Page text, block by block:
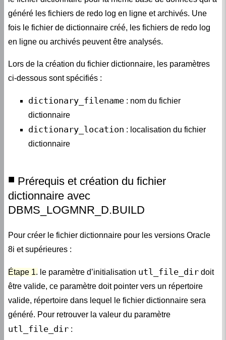
généré les fichiers de redo log en ligne et archivés. Une
fois le fichier de dictionnaire créé, les fichiers de redo log
en ligne ou archivés peuvent être analysés.
Lors de la création du fichier dictionnaire, les paramètres
ci-dessous sont spécifiés :
dictionary_filename : nom du fichier
dictionnaire
dictionary_location : localisation du fichier
dictionnaire
Prérequis et création du fichier
dictionnaire avec
DBMS_LOGMNR_D.BUILD
Pour créer le fichier dictionnaire pour les versions Oracle
8i et supérieures :
Étape 1. le paramètre d’initialisation utl_file_dir doit
être valide, ce paramètre doit pointer vers un répertoire
valide, répertoire dans lequel le fichier dictionnaire sera
généré. Pour retrouver la valeur du paramètre
utl_file_dir :